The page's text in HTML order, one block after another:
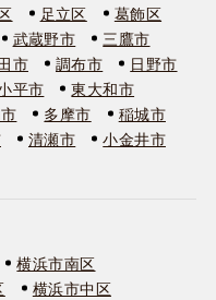
足立区
葛飾区
武蔵野市
三鷹市
市 調布市
日野市
平市
東大和市
多摩市
稲城市
清瀬市
小金井市
横浜市南区
横浜市中区